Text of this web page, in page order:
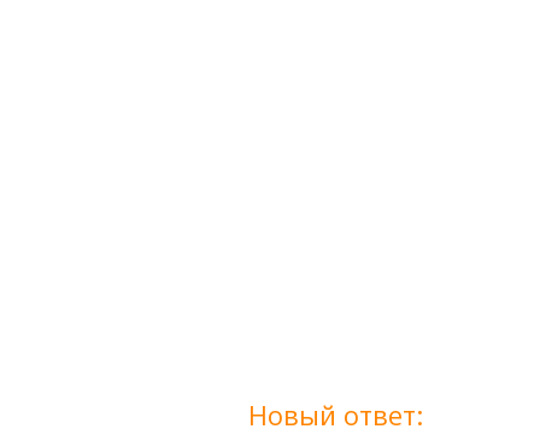
Новый ответ: